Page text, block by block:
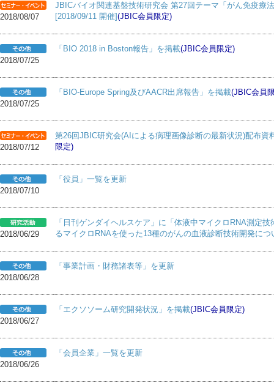
2018/08/07
JBICバイオ関連基盤技術研究会 第27回テーマ「がん免疫療
[2018/09/11 開催](JBIC会員限定)
2018/07/25
「BIO 2018 in Boston報告」を掲載(JBIC会員限定)
2018/07/25
「BIO-Europe Spring及びAACR出席報告」を掲載(JBIC会員
2018/07/12
第26回JBIC研究会(AIによる病理画像診断の最新状況)配布資
限定)
2018/07/10
「役員」一覧を更新
2018/06/29
「日刊ゲンダイヘルスケア」に「体液中マイクロRNA測定
るマイクロRNAを使った13種のがんの血液診断技術開発につ
2018/06/28
「事業計画・財務諸表等」を更新
2018/06/27
「エクソソーム研究開発状況」を掲載(JBIC会員限定)
2018/06/26
「会員企業」一覧を更新